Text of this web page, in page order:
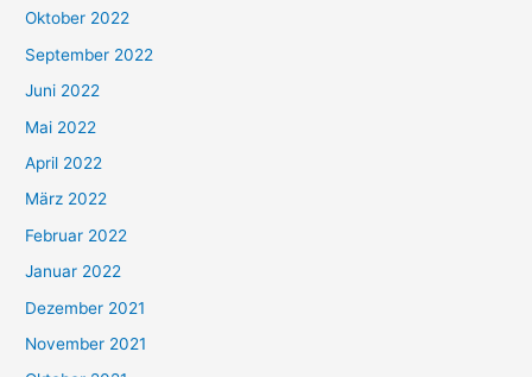
Oktober 2022
September 2022
Juni 2022
Mai 2022
April 2022
März 2022
Februar 2022
Januar 2022
Dezember 2021
November 2021